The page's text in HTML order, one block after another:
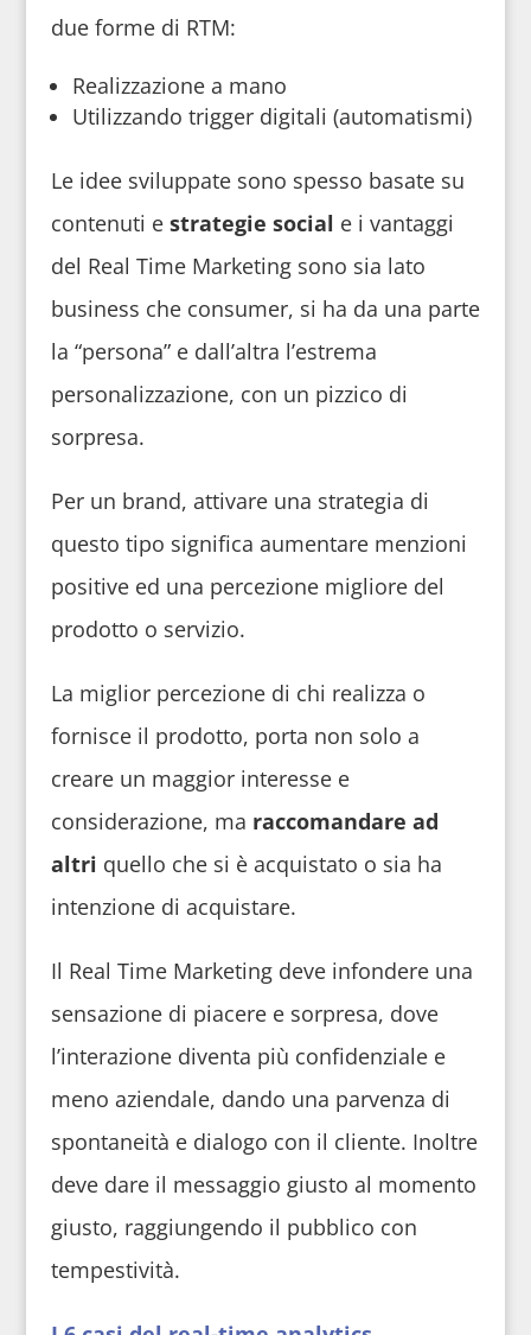
due forme di RTM:
Realizzazione a mano
Utilizzando trigger digitali (automatismi)
Le idee sviluppate sono spesso basate su
contenuti e strategie social e i vantaggi
del Real Time Marketing sono sia lato
business che consumer, si ha da una parte
la “persona” e dall’altra l’estrema
personalizzazione, con un pizzico di
sorpresa.
Per un brand, attivare una strategia di
questo tipo significa aumentare menzioni
positive ed una percezione migliore del
prodotto o servizio.
La miglior percezione di chi realizza o
fornisce il prodotto, porta non solo a
creare un maggior interesse e
considerazione, ma raccomandare ad
altri quello che si è acquistato o sia ha
intenzione di acquistare.
Il Real Time Marketing deve infondere una
sensazione di piacere e sorpresa, dove
l’interazione diventa più confidenziale e
meno aziendale, dando una parvenza di
spontaneità e dialogo con il cliente. Inoltre
deve dare il messaggio giusto al momento
giusto, raggiungendo il pubblico con
tempestività.